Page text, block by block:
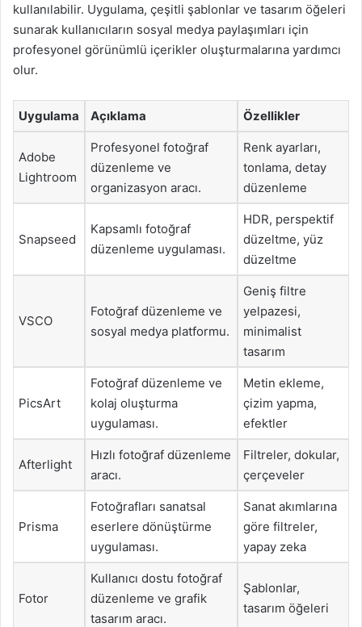
kullanılabilir. Uygulama, çeşitli şablonlar ve tasarım öğeleri
sunarak kullanıcıların sosyal medya paylaşımları için
profesyonel görünümlü içerikler oluşturmalarına yardımcı
olur.
Uygulama Açıklama Özellikler
Adobe
Lightroom
Profesyonel fotoğraf
düzenleme ve
organizasyon aracı.
Renk ayarları,
tonlama, detay
düzenleme
Snapseed
Kapsamlı fotoğraf
düzenleme uygulaması.
HDR, perspektif
düzeltme, yüz
düzeltme
VSCO
Fotoğraf düzenleme ve
sosyal medya platformu.
Geniş filtre
yelpazesi,
minimalist
tasarım
PicsArt
Fotoğraf düzenleme ve
kolaj oluşturma
uygulaması.
Metin ekleme,
çizim yapma,
efektler
Afterlight
Hızlı fotoğraf düzenleme
aracı.
Filtreler, dokular,
çerçeveler
Prisma
Fotoğrafları sanatsal
eserlere dönüştürme
uygulaması.
Sanat akımlarına
göre filtreler,
yapay zeka
Fotor
Kullanıcı dostu fotoğraf
düzenleme ve grafik
tasarım aracı.
Şablonlar,
tasarım öğeleri